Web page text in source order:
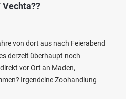
von dort aus nach Feierabend
derzeit überhaupt noch
vor Ort an Maden,
Irgendeine Zoohandlung